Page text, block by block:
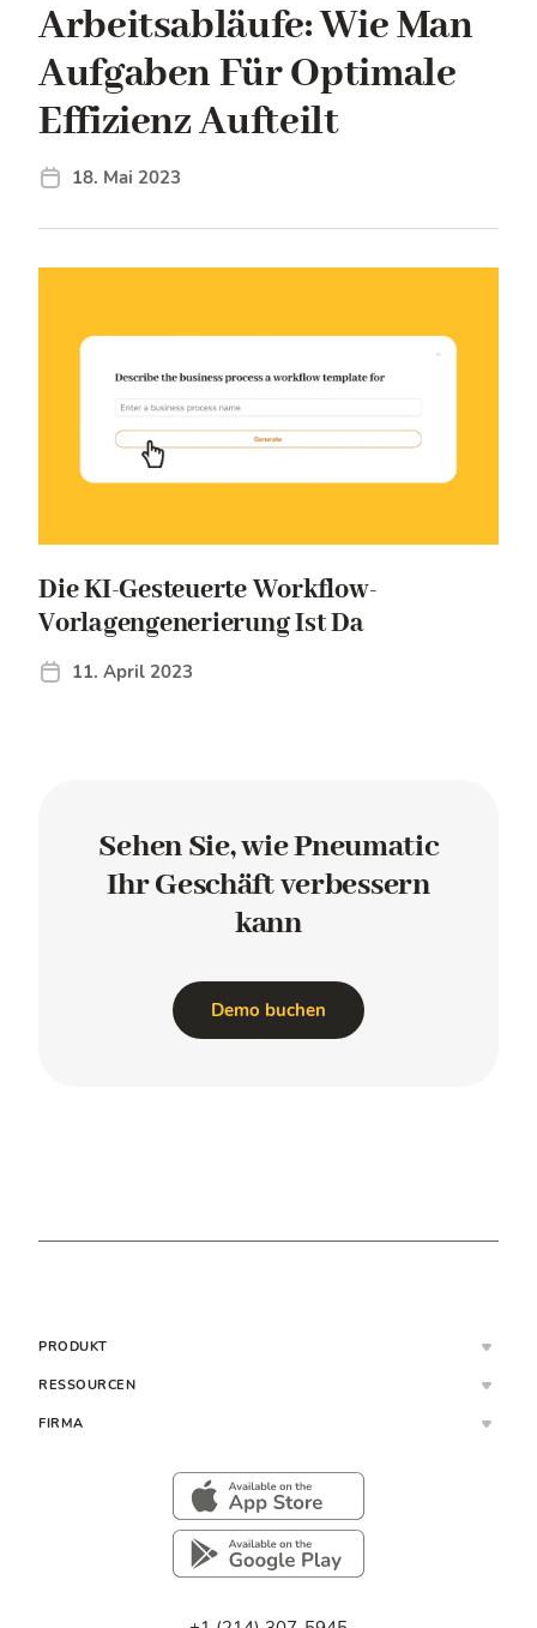
Arbeitsabläufe: Wie Man
Aufgaben Für Optimale
Effizienz Aufteilt
18. Mai 2023
Die KI-Gesteuerte Workflow-
Vorlagengenerierung Ist Da
11. April 2023
Sehen Sie, wie Pneumatic
Ihr Geschäftverbessern
kann
Demo buchen
PRODUKT
RESSOURCEN
FIRMA